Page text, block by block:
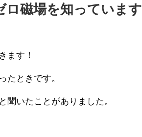
ロ磁場を知っています
ます！
たときです。
いたことがありました。